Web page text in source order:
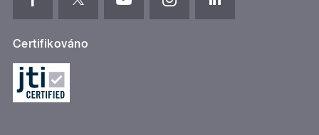
Certifikováno